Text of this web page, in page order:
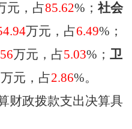
元，占85.62%； 社会
万元，占6.49%；
万元，占5.03% ； 卫
万元，占2.86%。
财政拨款支出决算具